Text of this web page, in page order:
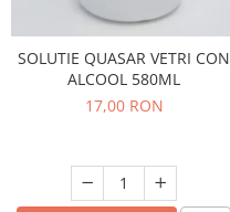
Panettone cozonac italian,
Pandoro si Balocco
Produse fara gluten
Produse de panificatie
SOLUTIE QUASAR VETRI CON
ALCOOL 580ML
17,00 RON